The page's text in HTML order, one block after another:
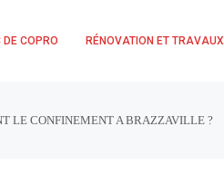
DE COPRO RÉNOVATION ET TRAVAUX
LE CONFINEMENT A BRAZZAVILLE ?